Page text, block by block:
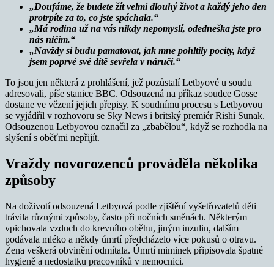
„Doufáme, že budete žít velmi dlouhý život a každý jeho den
protrpíte za to, co jste spáchala.“
„Má rodina už na vás nikdy nepomyslí, odedneška jste pro
nás ničím.“
„Navždy si budu pamatovat, jak mne pohltily pocity, když
jsem poprvé své dítě sevřela v náručí.“
To jsou jen některá z prohlášení, jež pozůstalí Letbyové u soudu
adresovali, píše stanice BBC. Odsouzená na příkaz soudce Gosse
dostane ve vězení jejich přepisy. K soudnímu procesu s Letbyovou
se vyjádřil v rozhovoru se Sky News i britský premiér Rishi Sunak.
Odsouzenou Letbyovou označil za „zbabělou“, když se rozhodla na
slyšení s oběťmi nepřijít.
Vraždy novorozenců prováděla několika
způsoby
Na doživotí odsouzená Letbyová podle zjištění vyšetřovatelů děti
trávila různými způsoby, často při nočních směnách. Některým
vpichovala vzduch do krevního oběhu, jiným inzulin, dalším
podávala mléko a někdy úmrtí předcházelo více pokusů o otravu.
Žena veškerá obvinění odmítala. Úmrtí miminek připisovala špatné
hygieně a nedostatku pracovníků v nemocnici.